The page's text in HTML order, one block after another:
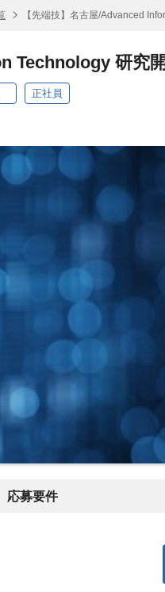
【先端技】名古屋/Advanced
Technology 研究
正社員
応募要件